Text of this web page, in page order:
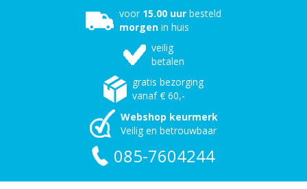
voor 15.00 uur besteld
morgen in huis
veilig
betalen
gratis bezorging
vanaf € 60,-
Webshop keurmerk
Veilig en betrouwbaar
085-7604244